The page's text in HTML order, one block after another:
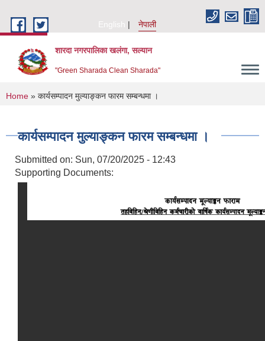
English
नेपाली
शारदा नगरपालिका खलंगा, सल्यान
"Green Sharada Clean Sharada"
You are here
Home » कार्यसम्पादन मुल्याङ्कन फारम सम्बन्धमा ।
कार्यसम्पादन मुल्याङ्कन फारम सम्बन्धमा ।
Submitted on: Sun, 07/20/2025 - 12:43
Supporting Documents: